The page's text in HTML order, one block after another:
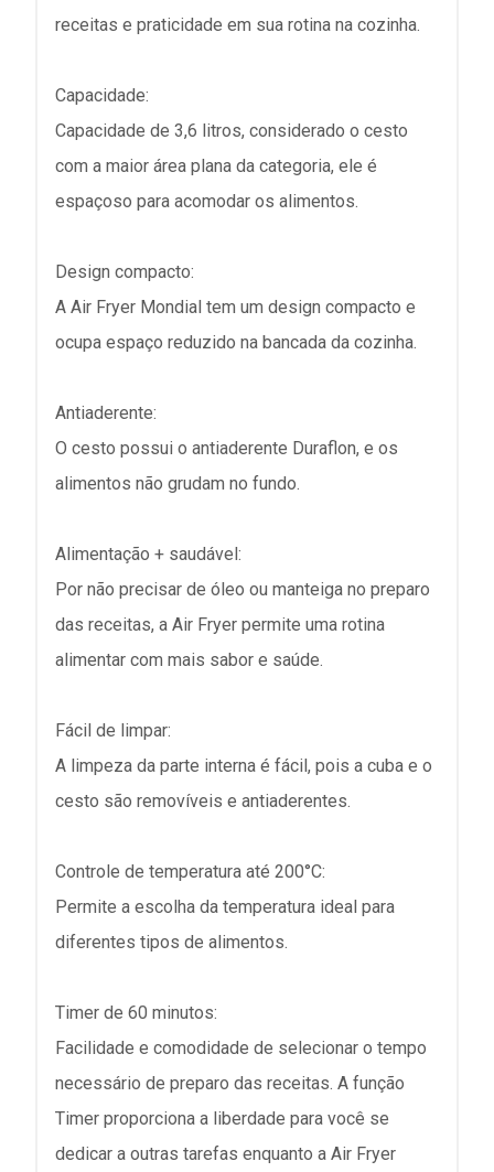
receitas e praticidade em sua rotina na cozinha.
Capacidade:
Capacidade de 3,6 litros, considerado o cesto
com a maior área plana da categoria, ele é
espaçoso para acomodar os alimentos.
Design compacto:
A Air Fryer Mondial tem um design compacto e
ocupa espaço reduzido na bancada da cozinha.
Antiaderente:
O cesto possui o antiaderente Duraflon, e os
alimentos não grudam no fundo.
Alimentação + saudável:
Por não precisar de óleo ou manteiga no preparo
das receitas, a Air Fryer permite uma rotina
alimentar com mais sabor e saúde.
Fácil de limpar:
A limpeza da parte interna é fácil, pois a cuba e o
cesto são removíveis e antiaderentes.
Controle de temperatura até 200°C:
Permite a escolha da temperatura ideal para
diferentes tipos de alimentos.
Timer de 60 minutos:
Facilidade e comodidade de selecionar o tempo
necessário de preparo das receitas. A função
Timer proporciona a liberdade para você se
dedicar a outras tarefas enquanto a Air Fryer